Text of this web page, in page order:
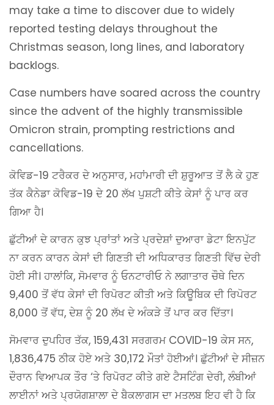
may take a time to discover due to widely
reported testing delays throughout the
Christmas season, long lines, and laboratory
backlogs.
Case numbers have soared across the country
since the advent of the highly transmissible
Omicron strain, prompting restrictions and
cancellations.
ਕੋਵਿਡ-19 ਟਰੈਕਰ ਦੇ ਅਨੁਸਾਰ, ਮਹਾਂਮਾਰੀ ਦੀ ਸ਼ੁਰੂਆਤ ਤੋਂ ਲੈ ਕੇ ਹੁਣ
ਤੱਕ ਕੈਨੇਡਾ ਕੋਵਿਡ-19 ਦੇ 20 ਲੱਖ ਪੁਸ਼ਟੀ ਕੀਤੇ ਕੇਸਾਂ ਨੂੰ ਪਾਰ ਕਰ
ਗਿਆ ਹੈ।
ਛੁੱਟੀਆਂ ਦੇ ਕਾਰਨ ਕੁਝ ਪ੍ਰਾਂਤਾਂ ਅਤੇ ਪ੍ਰਦੇਸ਼ਾਂ ਦੁਆਰਾ ਡੇਟਾ ਇਨਪੁੱਟ
ਨਾ ਕਰਨ ਕਾਰਨ ਕੇਸਾਂ ਦੀ ਗਿਣਤੀ ਦੀ ਅਧਿਕਾਰਤ ਗਿਣਤੀ ਵਿੱਚ ਦੇਰੀ
ਹੋਈ ਸੀ। ਹਾਲਾਂਕਿ, ਸੋਮਵਾਰ ਨੂੰ ਓਨਟਾਰੀਓ ਨੇ ਲਗਾਤਾਰ ਚੌਥੇ ਦਿਨ
9,400 ਤੋਂ ਵੱਧ ਕੇਸਾਂ ਦੀ ਰਿਪੋਰਟ ਕੀਤੀ ਅਤੇ ਕਿਊਬਿਕ ਦੀ ਰਿਪੋਰਟ
8,000 ਤੋਂ ਵੱਧ, ਦੇਸ਼ ਨੂੰ 20 ਲੱਖ ਦੇ ਅੰਕੜੇ ਤੋਂ ਪਾਰ ਕਰ ਦਿੱਤਾ।
ਸੋਮਵਾਰ ਦੁਪਹਿਰ ਤੱਕ, 159,431 ਸਰਗਰਮ COVID-19 ਕੇਸ ਸਨ,
1,836,475 ਠੀਕ ਹੋਏ ਅਤੇ 30,172 ਮੌਤਾਂ ਹੋਈਆਂ। ਛੁੱਟੀਆਂ ਦੇ ਸੀਜ਼ਨ
ਦੌਰਾਨ ਵਿਆਪਕ ਤੌਰ ‘ਤੇ ਰਿਪੋਰਟ ਕੀਤੇ ਗਏ ਟੈਸਟਿੰਗ ਦੇਰੀ, ਲੰਬੀਆਂ
ਲਾਈਨਾਂ ਅਤੇ ਪ੍ਰਯੋਗਸ਼ਾਲਾ ਦੇ ਬੈਕਲਾਗਸ ਦਾ ਮਤਲਬ ਇਹ ਵੀ ਹੈ ਕਿ